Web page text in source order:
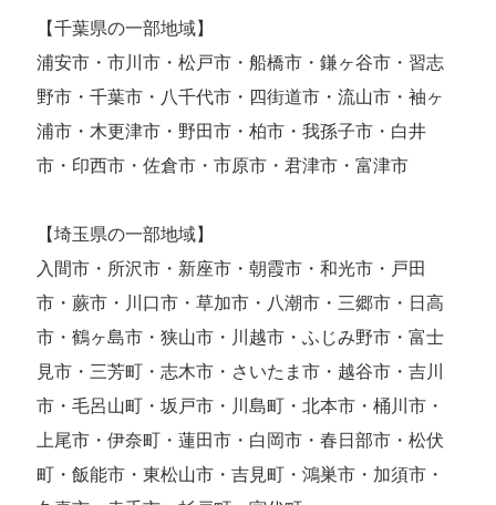
【千葉県の一部地域】
浦安市・市川市・松戸市・船橋市・鎌ヶ谷市・習志
野市・千葉市・八千代市・四街道市・流山市・袖ヶ
浦市・木更津市・野田市・柏市・我孫子市・白井
市・印西市・佐倉市・市原市・君津市・富津市
【埼玉県の一部地域】
入間市・所沢市・新座市・朝霞市・和光市・戸田
市・蕨市・川口市・草加市・八潮市・三郷市・日高
市・鶴ヶ島市・狭山市・川越市・ふじみ野市・富士
見市・三芳町・志木市・さいたま市・越谷市・吉川
市・毛呂山町・坂戸市・川島町・北本市・桶川市・
上尾市・伊奈町・蓮田市・白岡市・春日部市・松伏
町・飯能市・東松山市・吉見町・鴻巣市・加須市・